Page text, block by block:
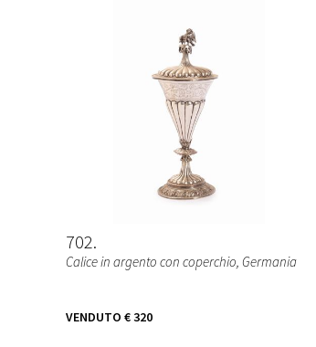
702
Calice in argento con coperchio, Germania
VENDUTO € 320